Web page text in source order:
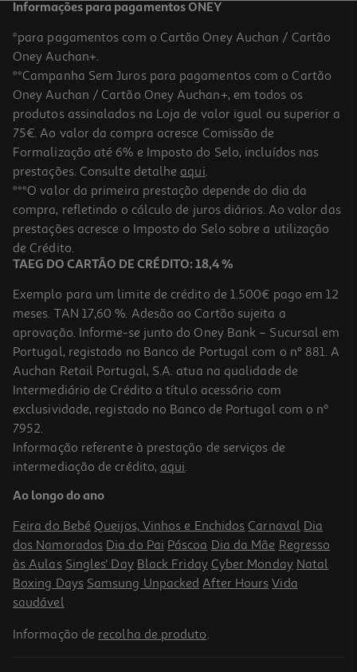
4.4 (86)
Creme Bioderma Sebium Sensitive 30ml
716.67 €/Lt
21,50 €
Creme Bioderma Sebium Mat Control 30ml
498.75 €/Lt
19,95 €
Informações para pagamentos ONEY
*para pagamentos com o Cartão Oney Auchan / Cartão
Oney Auchan+.
**Campanha Sem Juros para pagamentos com o Cartão
Oney Auchan / Cartão Oney Auchan+, em todos os
produtos assinalados na Loja de valor igual ou superior a
75€. Ao valor da compra acresce Comissão de
Formalização até 6% e Imposto do Selo, incluídos nas
prestações. Consulte detalhe aqui.
***O valor da primeira prestação depende do dia da
compra, refletindo o cálculo de juros diários. Ao valor das
prestações acresce o Imposto do Selo sobre a utilização
de Crédito.
TAEG DO CARTÃO DE CRÉDITO: 18,4 %
Exemplo para um limite de crédito de 1.500€ pago em 12
meses. TAN 17,60 %. Adesão ao Cartão sujeita a
aprovação. Informe-se junto do Oney Bank – Sucursal em
Portugal, registado no Banco de Portugal com o nº 881. A
Auchan Retail Portugal, S.A. atua na qualidade de
Intermediário de Crédito a título acessório com
exclusividade, registado no Banco de Portugal com o nº
7952.
Informação referente à prestação de serviços de
intermediação de crédito, aqui.
Ao longo do ano
Feira do Bebé Queijos, Vinhos e Enchidos Carnaval Dia
dos Namorados Dia do Pai Páscoa Dia da Mãe Regresso
às Aulas Singles' Day Black Friday Cyber Monday Natal
Boxing Days Samsung Unpacked After Hours Vida
saudável
Informação de recolha de produto.